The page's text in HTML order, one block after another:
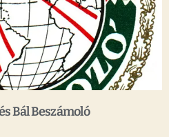
Bál Beszámoló